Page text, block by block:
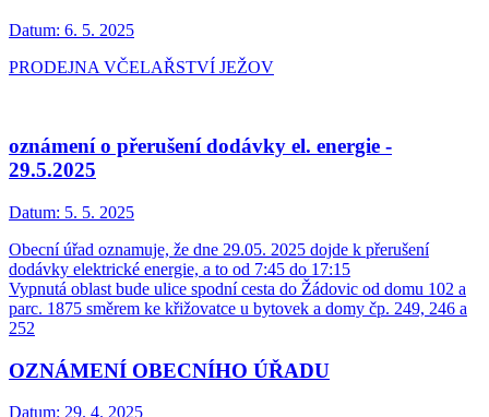
Datum: 6. 5. 2025
PRODEJNA VČELAŘSTVÍ JEŽOV
oznámení o přerušení dodávky el. energie -
29.5.2025
Datum: 5. 5. 2025
Obecní úřad oznamuje, že dne 29.05. 2025 dojde k přerušení
dodávky elektrické energie, a to od 7:45 do 17:15
Vypnutá oblast bude ulice spodní cesta do Žádovic od domu 102 a
parc. 1875 směrem ke křižovatce u bytovek a domy čp. 249, 246 a
252
OZNÁMENÍ OBECNÍHO ÚŘADU
Datum: 29. 4. 2025